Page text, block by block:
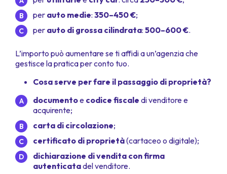
per auto medie: 350–450 €;
per auto di grossa cilindrata: 500–600 €.
L’importo può aumentare se ti affidi a un’agenzia che
gestisce la pratica per conto tuo.
Cosa serve per fare il passaggio di proprietà?
documentoe codice fiscale di venditore e
acquirente;
carta di circolazione;
certificato di proprietà(cartaceo o digitale);
dichiarazione di vendita con firma
autenticatadel venditore.